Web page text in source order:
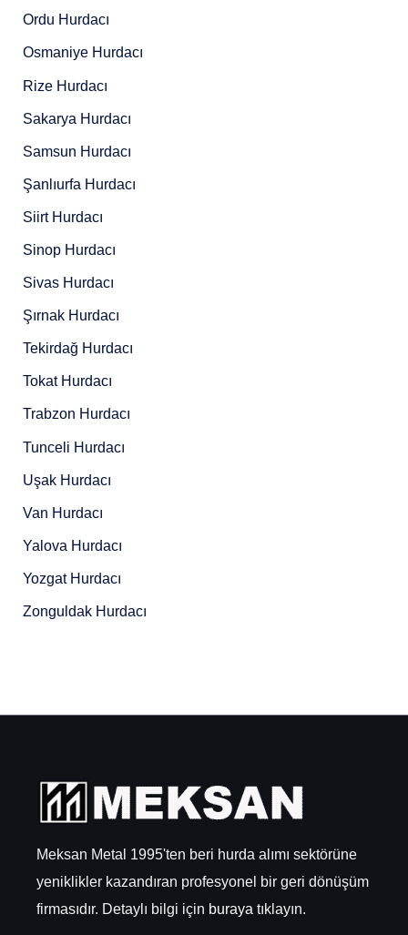
Ordu Hurdacı
Osmaniye Hurdacı
Rize Hurdacı
Sakarya Hurdacı
Samsun Hurdacı
Şanlıurfa Hurdacı
Siirt Hurdacı
Sinop Hurdacı
Sivas Hurdacı
Şırnak Hurdacı
Tekirdağ Hurdacı
Tokat Hurdacı
Trabzon Hurdacı
Tunceli Hurdacı
Uşak Hurdacı
Van Hurdacı
Yalova Hurdacı
Yozgat Hurdacı
Zonguldak Hurdacı
Meksan Metal 1995'ten beri hurda alımı sektörüne
yeniklikler kazandıran profesyonel bir geri dönüşüm
firmasıdır. Detaylı bilgi için buraya tıklayın.